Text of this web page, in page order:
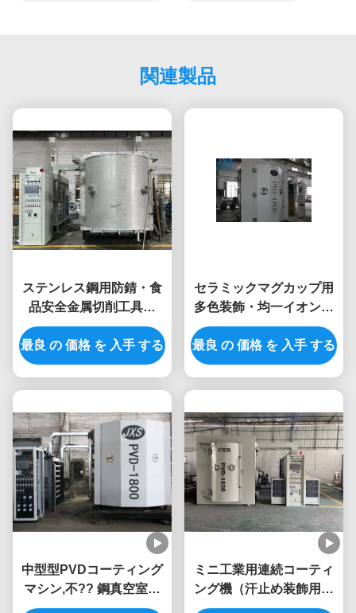
関連製品
ステンレス鋼用防錆・食
品安全金属切削工具用
PVD真空コーティング装
置
最良 の 価格 を 入手 する
セラミックマグカップ用
多色装飾・均一イオン源
付き低温PVDコーティン
グ装置
最良 の 価格 を 入手 する
中型型PVDコーティング
マシン,不?? 鋼真空室で
大量生産
ミニ工業用連続コーティ
ング機（汗止め装飾用途
向けフルオートコントロ